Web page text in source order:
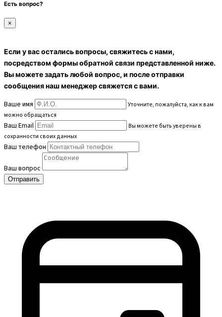
Есть вопрос?
×
Если у вас остались вопросы, свяжитесь с нами,
посредством формы обратной связи представленной ниже.
Вы можете задать любой вопрос, и после отправки
сообщения наш менеджер свяжется с вами.
Ваше имя
Уточните, пожалуйста, как к вам
можно обращаться
Ваш Email
Вы можете быть уверены в
сохранности своих данных
Ваш телефон
Ваш вопрос